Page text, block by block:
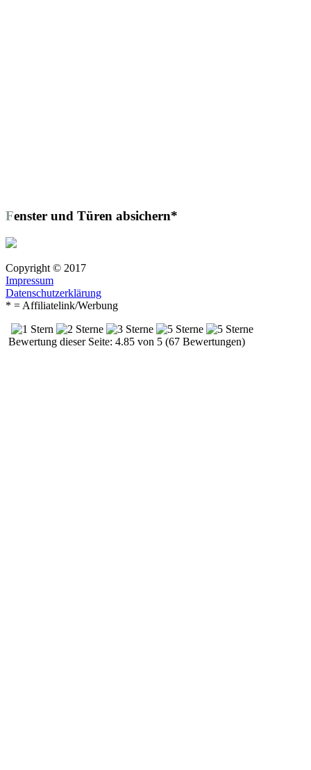
Fenster und Türen absichern*
Copyright © 2017
Impressum
Datenschutzerklärung
* = Affiliatelink/Werbung
Bewertung dieser Seite: 4.85 von 5 (67 Bewertungen)